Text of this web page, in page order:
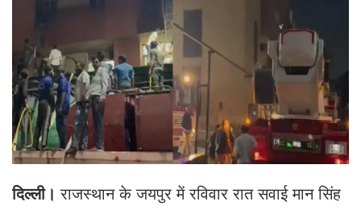
e
m
a
दिल्ली। राजस्थान के जयपुर में रविवार रात सवाई मान सिंह